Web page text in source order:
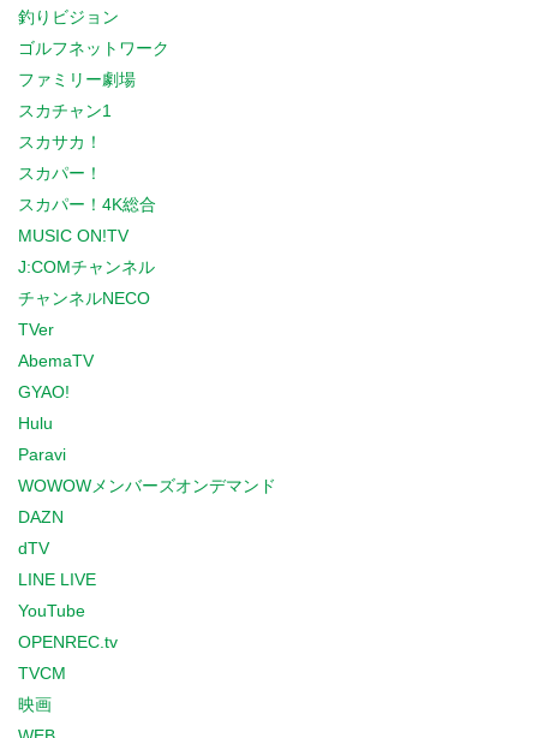
釣りビジョン
ゴルフネットワーク
ファミリー劇場
スカチャン1
スカサカ！
スカパー！
スカパー！4K総合
MUSIC ON!TV
J:COMチャンネル
チャンネルNECO
TVer
AbemaTV
GYAO!
Hulu
Paravi
WOWOWメンバーズオンデマンド
DAZN
dTV
LINE LIVE
YouTube
OPENREC.tv
TVCM
映画